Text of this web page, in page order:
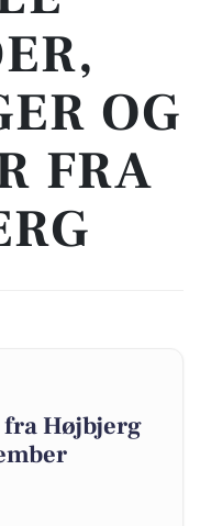
OG
FRA
Højbjerg